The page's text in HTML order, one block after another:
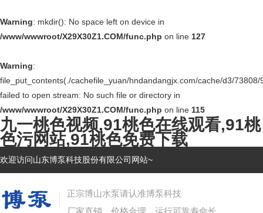
Warning: mkdir(): No space left on device in
/www/wwwroot/X29X30Z1.COM/func.php on line 127
Warning:
file_put_contents(./cachefile_yuan/hndandangjx.com/cache/d3/73808/
failed to open stream: No such file or directory in
/www/wwwroot/X29X30Z1.COM/func.php on line 115
九一桃色视频,91桃色在线观看,91桃
色污网站,91桃色免费下载
欢迎访问山东博泵科技股份有限公司网站~
正宗博山水泵请认准博泵科技
厂家直销，价格合理，运行可靠寿命长